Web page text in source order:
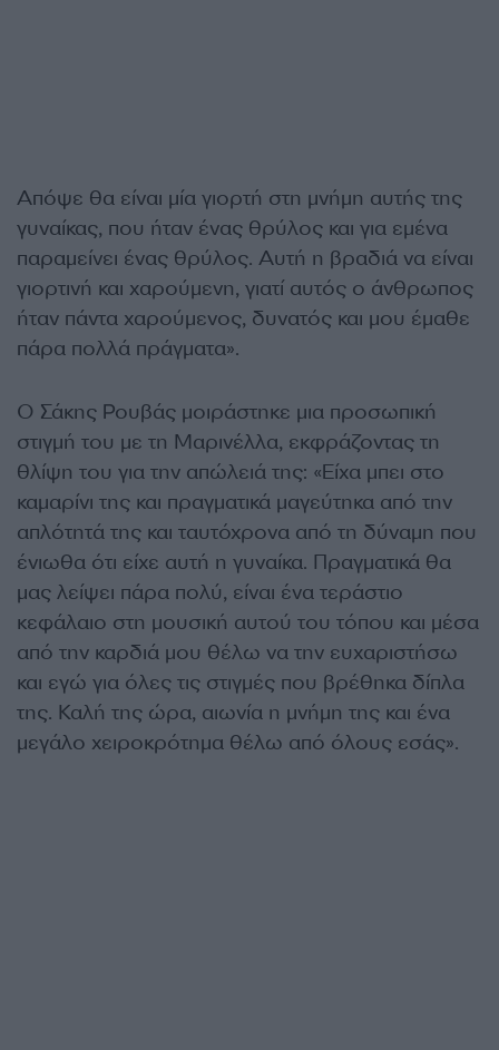
Απόψε θα είναι μία γιορτή στη μνήμη αυτής της
γυναίκας, που ήταν ένας θρύλος και για εμένα
παραμείνει ένας θρύλος. Αυτή η βραδιά να είναι
γιορτινή και χαρούμενη, γιατί αυτός ο άνθρωπος
ήταν πάντα χαρούμενος, δυνατός και μου έμαθε
πάρα πολλά πράγματα».
Ο Σάκης Ρουβάς μοιράστηκε μια προσωπική
στιγμή του με τη Μαρινέλλα, εκφράζοντας τη
θλίψη του για την απώλειά της: «Είχα μπει στο
καμαρίνι της και πραγματικά μαγεύτηκα από την
απλότητά της και ταυτόχρονα από τη δύναμη που
ένιωθα ότι είχε αυτή η γυναίκα. Πραγματικά θα
μας λείψει πάρα πολύ, είναι ένα τεράστιο
κεφάλαιο στη μουσική αυτού του τόπου και μέσα
από την καρδιά μου θέλω να την ευχαριστήσω
και εγώ για όλες τις στιγμές που βρέθηκα δίπλα
της. Καλή της ώρα, αιωνία η μνήμη της και ένα
μεγάλο χειροκρότημα θέλω από όλους εσάς».